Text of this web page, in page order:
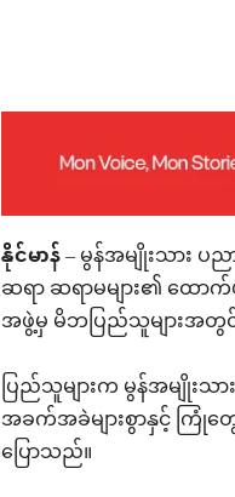
နိုင်မာန်– မွန်အမျိုးသား ပ
ဆရာ ဆရာမများ၏ ထော
အဖွဲ့မှ မိဘပြည်သူများအတွ
ပြည်သူများက မွန်အမျိုး
အခက်အခဲများစွာနှင့် ကြုံ
ပြောသည်။